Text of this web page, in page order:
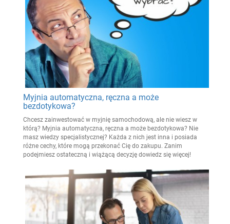
Myjnia automatyczna, ręczna a może
bezdotykowa?
Chcesz zainwestować w myjnię samochodową, ale nie wiesz w
którą? Myjnia automatyczna, ręczna a może bezdotykowa? Nie
masz wiedzy specjalistycznej? Każda z nich jest inna i posiada
różne cechy, które mogą przekonać Cię do zakupu. Zanim
podejmiesz ostateczną i wiążącą decyzję dowiedz się więcej!